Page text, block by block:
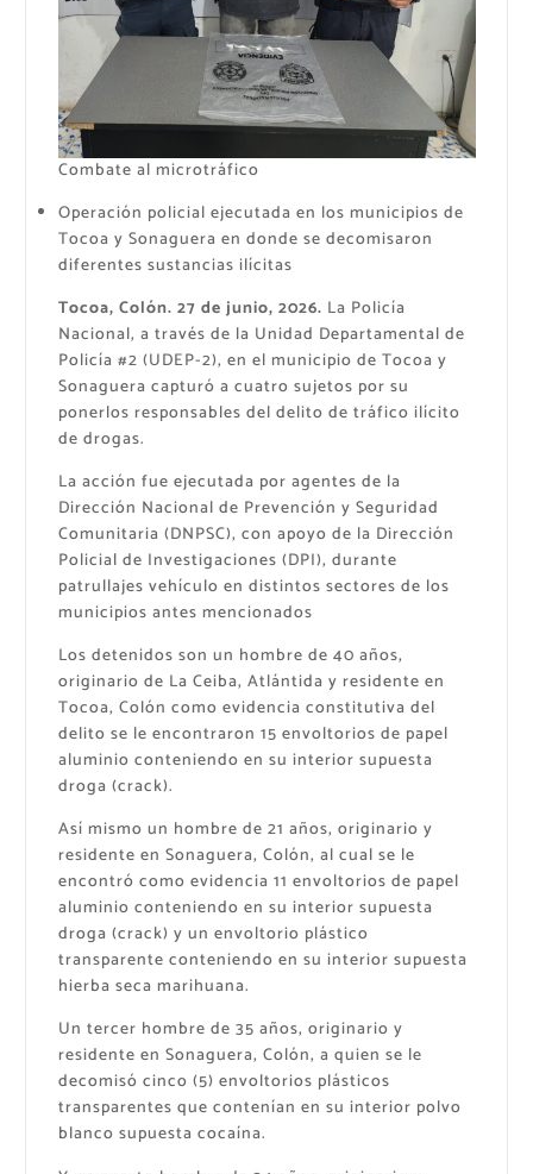
Combate al microtráfico
Operación policial ejecutada en los municipios de
Tocoa y Sonaguera en donde se decomisaron
diferentes sustancias ilícitas
Tocoa, Colón. 27 de junio, 2026. La Policía
Nacional, a través de la Unidad Departamental de
Policía #2 (UDEP-2), en el municipio de Tocoa y
Sonaguera capturó a cuatro sujetos por su
ponerlos responsables del delito de tráfico ilícito
de drogas.
La acción fue ejecutada por agentes de la
Dirección Nacional de Prevención y Seguridad
Comunitaria (DNPSC), con apoyo de la Dirección
Policial de Investigaciones (DPI), durante
patrullajes vehículo en distintos sectores de los
municipios antes mencionados
Los detenidos son un hombre de 40 años,
originario de La Ceiba, Atlántida y residente en
Tocoa, Colón como evidencia constitutiva del
delito se le encontraron 15 envoltorios de papel
aluminio conteniendo en su interior supuesta
droga (crack).
Así mismo un hombre de 21 años, originario y
residente en Sonaguera, Colón, al cual se le
encontró como evidencia 11 envoltorios de papel
aluminio conteniendo en su interior supuesta
droga (crack) y un envoltorio plástico
transparente conteniendo en su interior supuesta
hierba seca marihuana.
Un tercer hombre de 35 años, originario y
residente en Sonaguera, Colón, a quien se le
decomisó cinco (5) envoltorios plásticos
transparentes que contenían en su interior polvo
blanco supuesta cocaína.